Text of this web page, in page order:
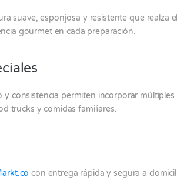
suave, esponjosa y resistente que realza
gourmet en cada preparación.
consistencia permiten incorporar
trucks y comidas familiares.
con entrega rápida y segura a